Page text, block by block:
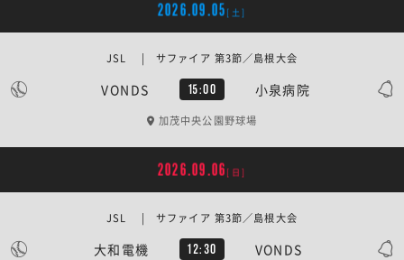
2026.09.05 [土]
VONDS 15:00 小泉病院
JSL | サファイア 第3節／島根大会
加茂中央公園野球場
2026.09.06 [日]
大和電機 12:30 VONDS
JSL | サファイア 第3節／島根大会